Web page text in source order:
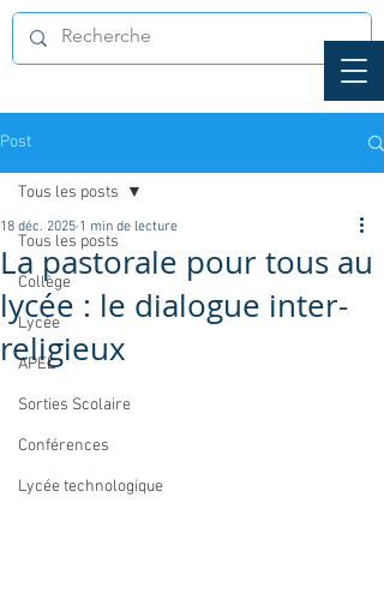
Post
Tous les posts
Collège
Lycée
APEL
Sorties Scolaire
Conférences
Lycée technologique
Tous les posts
La pastorale pour tous au
lycée : le dialogue inter-
religieux
18 déc. 2025 1 min de lecture